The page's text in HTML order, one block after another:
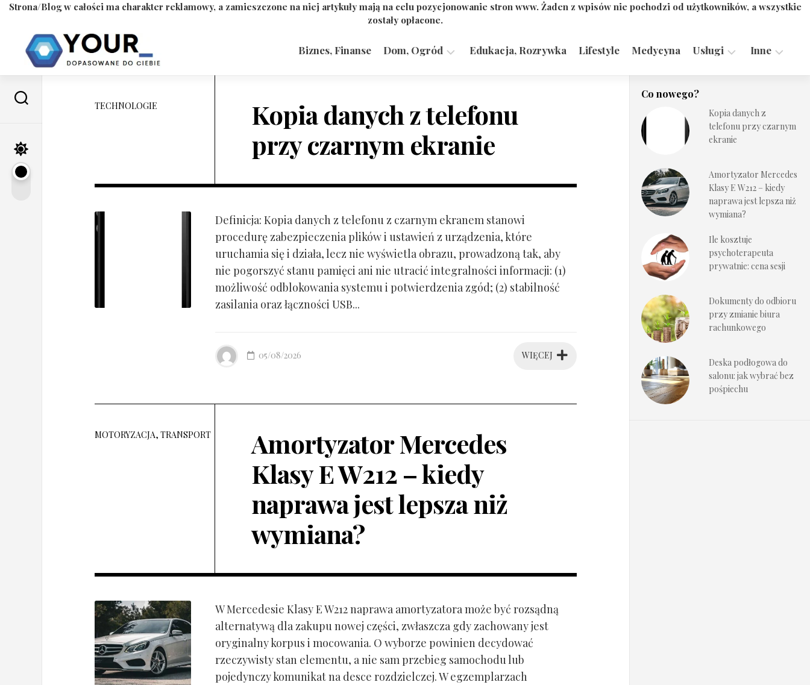
Strona/Blog w całości ma charakter reklamowy, a zamieszczone na niej artykuły mają na celu pozycjonowanie stron www. Żaden z wpisów nie pochodzi od użytkowników, a wszystkie
zostały opłacone.
content
Biznes, Finanse Dom, Ogród Edukacja, Rozrywka Lifestyle Medycyna Usługi
Technologie
Inne
TECHNOLOGIE
Kopia danych z telefonu
przy czarnym ekranie
Definicja: Kopia danych z telefonu z czarnym ekranem stanowi
procedurę zabezpieczenia plików i ustawień z urządzenia, które
uruchamia się i działa, lecz nie wyświetla obrazu, prowadzoną tak, aby
nie pogorszyć stanu pamięci ani nie utracić integralności informacji: (1)
możliwość odblokowania systemu i potwierdzenia zgód; (2) stabilność
zasilania oraz łączności USB...
WIĘCEJ
05/08/2026
MOTORYZACJA, TRANSPORT
Amortyzator Mercedes
Klasy E W212 – kiedy
naprawa jest lepsza niż
wymiana?
W Mercedesie Klasy E W212 naprawa amortyzatora może być rozsądną
alternatywą dla zakupu nowej części, zwłaszcza gdy zachowany jest
oryginalny korpus i mocowania. O wyborze powinien decydować
rzeczywisty stan elementu, a nie sam przebieg samochodu lub
pojedynczy komunikat na desce rozdzielczej. W egzemplarzach
Co nowego?
Kopia danych z
telefonu przy czarnym
ekranie
Amortyzator Mercedes
Klasy E W212 – kiedy
naprawa jest lepsza niż
wymiana?
Ile kosztuje
psychoterapeuta
prywatnie: cena sesji
Dokumenty do odbioru
przy zmianie biura
rachunkowego
Deska podłogowa do
salonu: jak wybrać bez
pośpiechu